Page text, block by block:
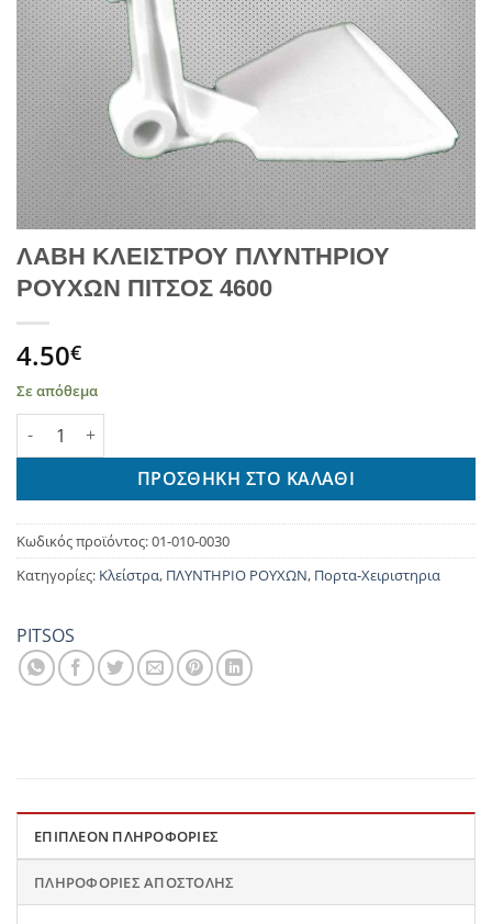
ΛΑΒΗ ΚΛΕΙΣΤΡΟΥ ΠΛΥΝΤΗΡΙΟΥ
ΡΟΥΧΩΝ ΠΙΤΣΟΣ 4600
4.50€
Σε απόθεμα
ΛΑΒΗ ΚΛΕΙΣΤΡΟΥ ΠΛΥΝΤΗΡΙΟΥ ΡΟΥΧΩΝ ΠΙΤΣΟΣ 4600 ποσότητα
ΠΡΟΣΘΉΚΗ ΣΤΟ ΚΑΛΆΘΙ
Κωδικός προϊόντος:01-010-0030
Κατηγορίες: Κλείστρα, ΠΛΥΝΤΗΡΙΟ ΡΟΥΧΩΝ, Πορτα-Χειριστηρια
PITSOS
ΕΠΙΠΛΈΟΝ ΠΛΗΡΟΦΟΡΊΕΣ
ΠΛΗΡΟΦΟΡΊΕΣ ΑΠΟΣΤΟΛΉΣ